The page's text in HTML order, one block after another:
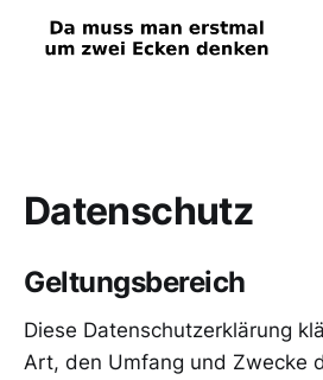
Datenschutz
Geltungsbereich
Diese Datenschutzerklärung
Art, den Umfang und Zwecke